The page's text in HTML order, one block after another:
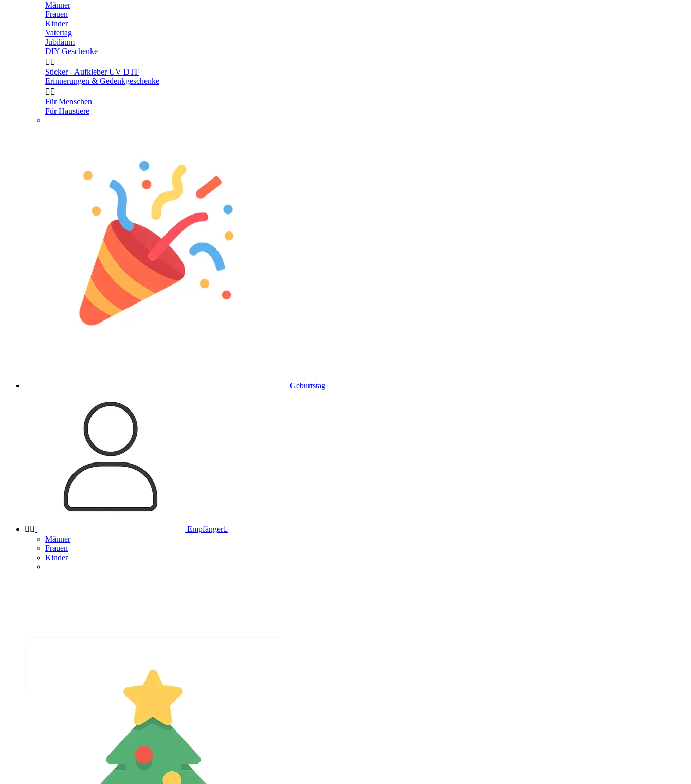
Männer
Frauen
Kinder
Vatertag
Jubiläum
DIY Geschenke
 
Sticker - Aufkleber UV DTF
Erinnerungen & Gedenkgeschenke
 
Für Menschen
Für Haustiere
Geburtstag
  Empfänger
Männer
Frauen
Kinder